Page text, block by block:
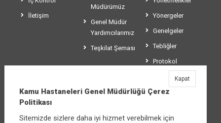
İletişim
Müdürümüz
Genel Müdür
Yardımcılarımız
Teşkilat Şeması
Yönergeler
Genelgeler
Tebliğler
Protokol
Sözleşmeler
Usul ve Esaslar
Kamu Hastaneleri Genel Müdürlüğü Çerez
Politikası
Sitemizde sizlere daha iyi hizmet verebilmek için
Kapat